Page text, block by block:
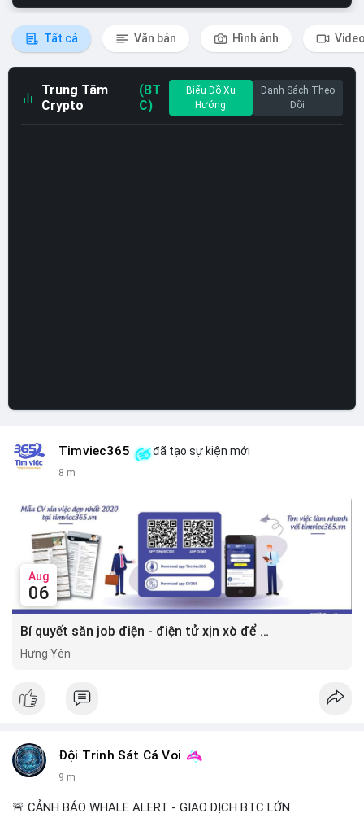
Tất cả Văn bản Hình ảnh
Trung Tâm
Crypto
(BT
C)
Biểu Đồ Xu
Hướng
Danh Sách Theo
Dõi
Timviec365 đã tạo sự kiện mới
8 m
Aug
06
Bí quyết săn job điện - điện tử xịn xò để gia tăng thu nhập ⚡
Hưng Yên
Đội Trinh Sát Cá Voi
9 m
🚨 CẢNH BÁO WHALE ALERT - GIAO DỊCH BTC LỚN